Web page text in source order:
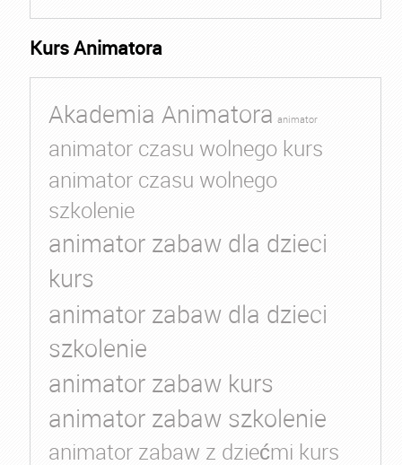
Kurs Animatora
Akademia Animatora animator
animator czasu wolnego kurs
animator czasu wolnego
szkolenie
animator zabaw dla dzieci
kurs
animator zabaw dla dzieci
szkolenie
animator zabaw kurs
animator zabaw szkolenie
animator zabaw z dziećmi kurs